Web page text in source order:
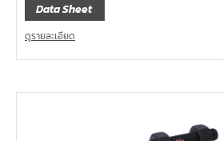
Data Sheet
ดูรายละเอียด